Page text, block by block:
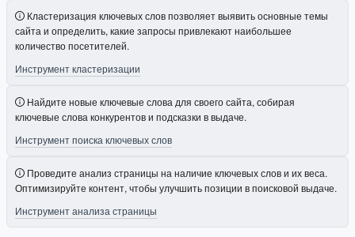
Кластеризация ключевых слов позволяет выявить основные темы
сайта и определить, какие запросы привлекают наибольшее
количество посетителей.
Инструмент кластеризации
Найдите новые ключевые слова для своего сайта, собирая
ключевые слова конкурентов и подсказки в выдаче.
Инструмент поиска ключевых слов
Проведите анализ страницы на наличие ключевых слов и их веса.
Оптимизируйте контент, чтобы улучшить позиции в поисковой выдаче.
Инструмент анализа страницы